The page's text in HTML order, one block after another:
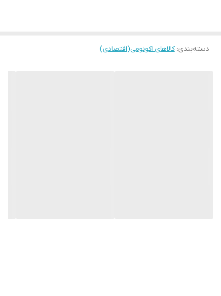
دسته‌بندی:کالاهای اکونومی(اقتصادی)